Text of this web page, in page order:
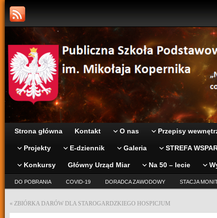
Strona główna Kontakt O nas Przepisy
Projekty E-dziennik Galeria STREFA
Konkursy Główny Urząd Miar Na 50 – lecie
DO POBRANIA COVID-19 DORADCA ZAWODOWY STACJA
« ZBIÓRKA DARÓW DLA STAROGARDZKIEGO HOSPICJUM